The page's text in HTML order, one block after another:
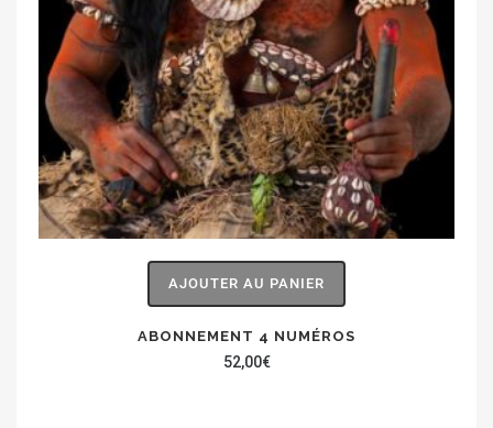
AJOUTER AU PANIER
ABONNEMENT 4 NUMÉROS
52,00€